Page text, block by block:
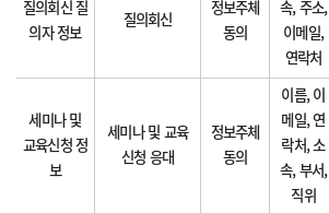
질의회신 질
의자 정보
질의회신
정보주체
동의
속, 주소,
이메일,
연락처
세미나 및
교육신청 정
보
세미나 및 교육
신청 응대
정보주체
동의
이름, 이
메일, 연
락처, 소
속, 부서,
직위